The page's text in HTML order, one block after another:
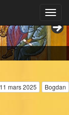
11 mars 2025 Bogdan